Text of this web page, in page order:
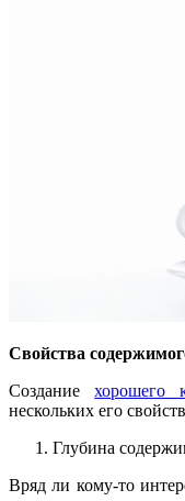
Свойства
Созданиехорошего
нескольких его
Глубина
Вряд ли кому-то